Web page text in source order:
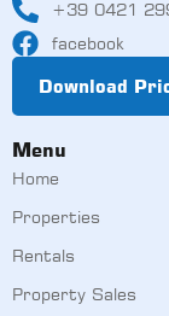
+39 0421
facebook
Download
Menu
Home
Properties
Rentals
Property Sales